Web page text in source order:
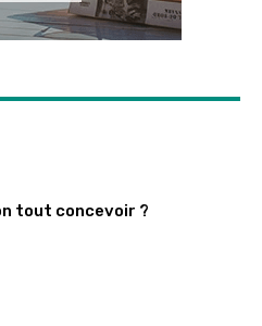
tout concevoir ?